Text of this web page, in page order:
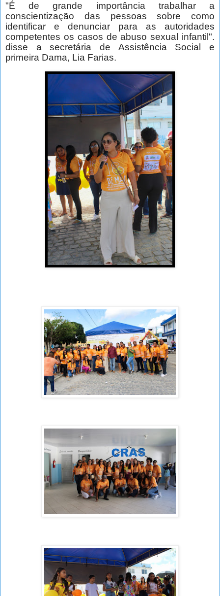
"É de grande importância trabalhar a
conscientização das pessoas sobre como
identificar e denunciar para as autoridades
competentes os casos de abuso sexual infantil".
disse a secretária de Assistência Social e
primeira Dama, Lia Farias.